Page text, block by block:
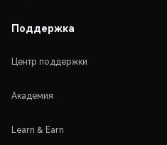
Поддержка
Центр поддержки
Академия
Learn & Earn